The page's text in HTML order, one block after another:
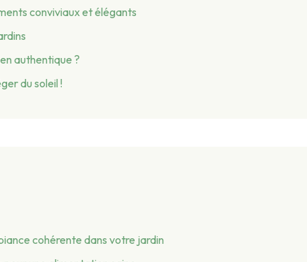
conviviaux et élégants
authentique ?
du soleil !
cohérente dans votre jardin